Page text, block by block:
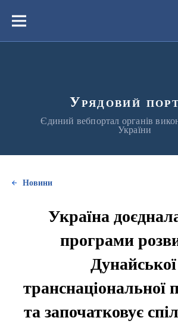
вмістуМеню
Урядовий
Єдиний вебпортал органів
України
Новини
Україна
програми
Дунайської
транснаціональної
та започатковує